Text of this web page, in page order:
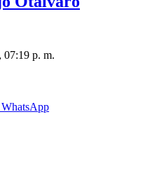
07:19 p. m.
WhatsApp